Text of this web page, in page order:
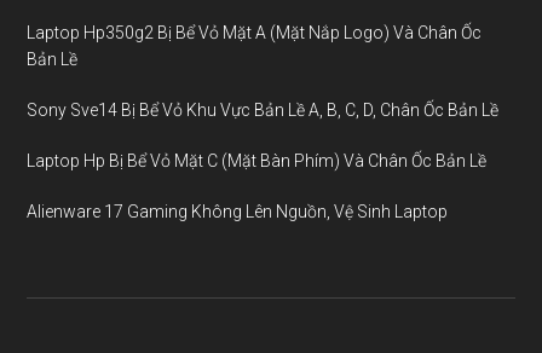
Laptop Hp350g2 Bị Bể Vỏ Mặt A (Mặt Nắp Logo) Và Chân Ốc
Bản Lề
Sony Sve14 Bị Bể Vỏ Khu Vực Bản Lề A, B, C, D, Chân Ốc Bản Lề
Laptop Hp Bị Bể Vỏ Mặt C (Mặt Bàn Phím) Và Chân Ốc Bản Lề
Alienware 17 Gaming Không Lên Nguồn, Vệ Sinh Laptop